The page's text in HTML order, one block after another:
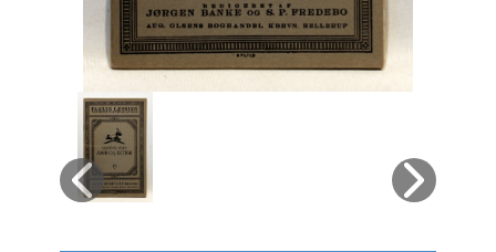
Historie
Hobby
Hus / Have
Husdyr